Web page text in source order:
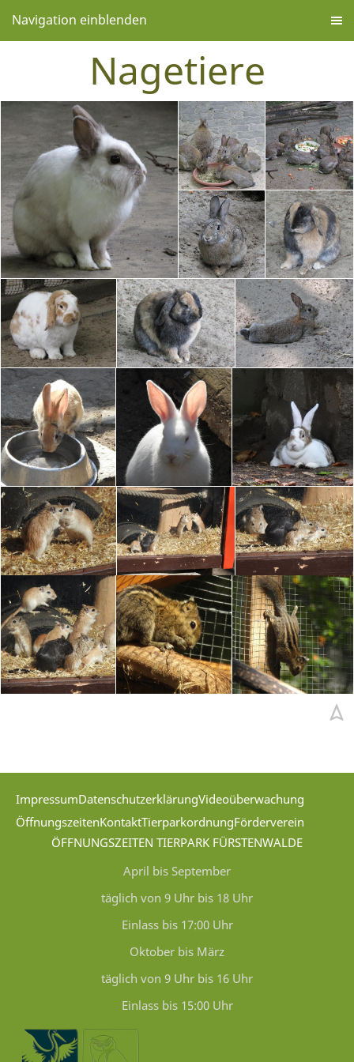
Navigation einblenden
Nagetiere
ImpressumDatenschutzerklärungVideoüberwachung
ÖffnungszeitenKontaktTierparkordnungFörderverein
ÖFFNUNGSZEITEN TIERPARK FÜRSTENWALDE
April bis September
täglich von 9 Uhr bis 18 Uhr
Einlass bis 17:00 Uhr
Oktober bis März
täglich von 9 Uhr bis 16 Uhr
Einlass bis 15:00 Uhr